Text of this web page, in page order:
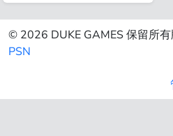
© 2026 DUKE GAMES 保留所
PSN